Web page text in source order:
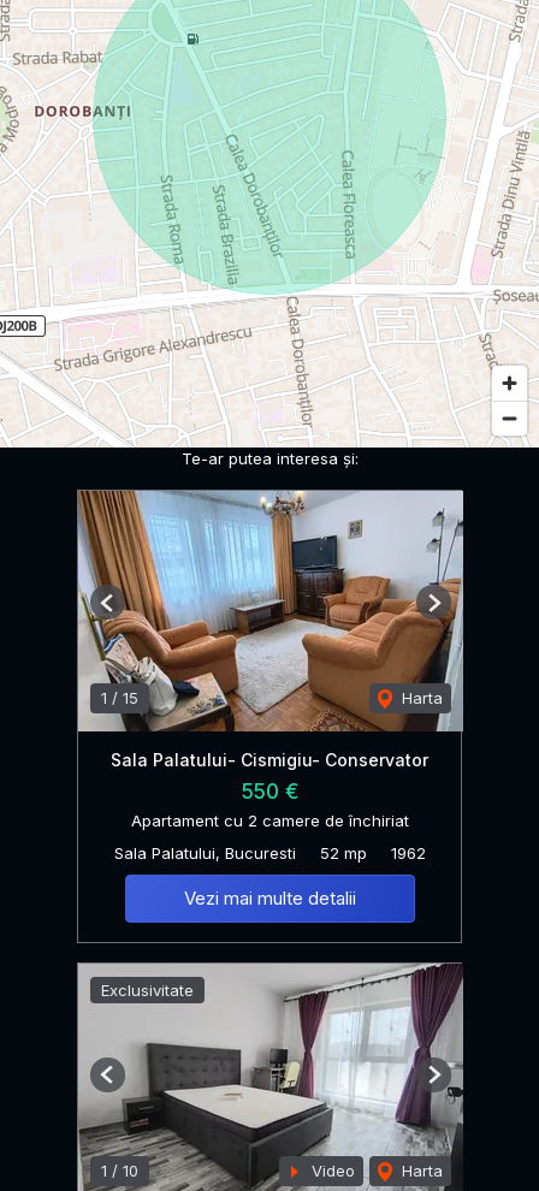
Te-ar putea interesa și:
1 / 15 Harta
Previous Next
Sala Palatului- Cismigiu- Conservator
550 €
Apartament cu 2 camere de închiriat
Sala Palatului, Bucuresti
52 mp 1962
Vezi mai multe detalii
Exclusivitate
1 / 10 Video Harta
Previous Next